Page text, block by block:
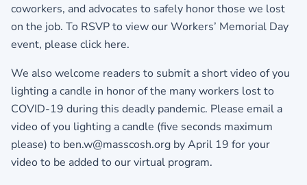
coworkers, and advocates to safely honor those we lost
on the job. To RSVP to view our Workers’ Memorial Day
event, please click here.
We also welcome readers to submit a short video of you
lighting a candle in honor of the many workers lost to
COVID-19 during this deadly pandemic. Please email a
video of you lighting a candle (five seconds maximum
please) to ben.w@masscosh.org by April 19 for your
video to be added to our virtual program.